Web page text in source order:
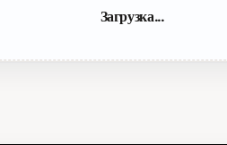
Загрузка...